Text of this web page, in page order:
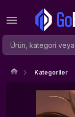
Kategoriler